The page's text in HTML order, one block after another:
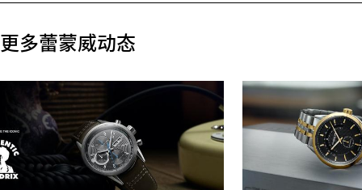
更多蕾蒙威动态